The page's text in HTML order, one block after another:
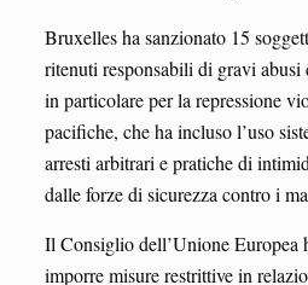
Bruxelles ha sanzionato 15
ritenuti responsabili di gravi
in particolare per la repressione
pacifiche, che ha incluso l’uso
arresti arbitrari e pratiche di
dalle forze di sicurezza contro i
Il Consiglio dell’Unione Europea
imporre misure restrittive in